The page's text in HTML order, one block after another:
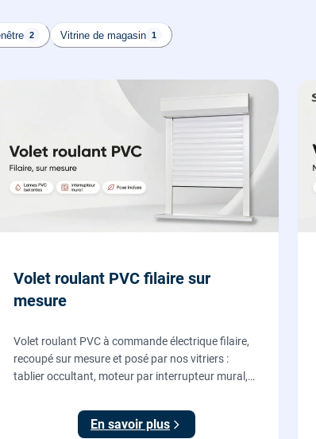
2 Vitrine de magasin 1
Volet roulant PVC filaire sur
mesure
Volet roulant PVC à commande électrique filaire,
recoupé sur mesure et posé par nos vitriers :
tablier occultant, moteur par interrupteur mural,
garantie 2 ans.
En savoir plus